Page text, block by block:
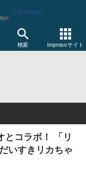
Translate
検索 Impressサイト
とコラボ！ 「リ
いすきリカちゃ